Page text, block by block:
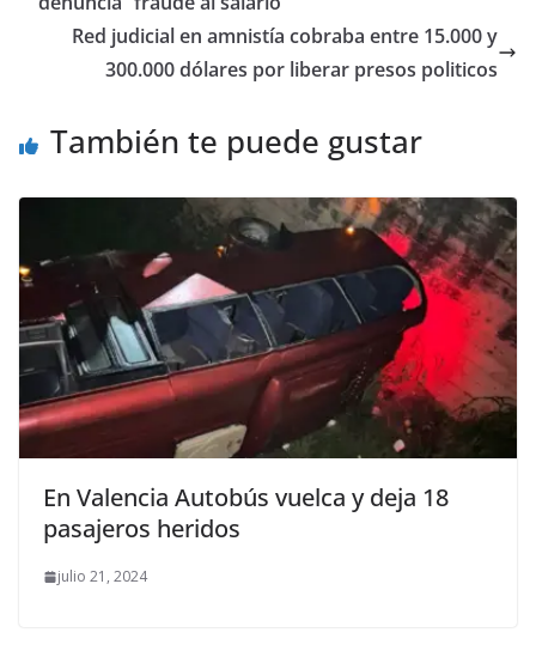
Red judicial en amnistía cobraba entre 15.000 y
300.000 dólares por liberar presos politicos
También te puede gustar
En Valencia Autobús vuelca y deja 18
pasajeros heridos
julio 21, 2024